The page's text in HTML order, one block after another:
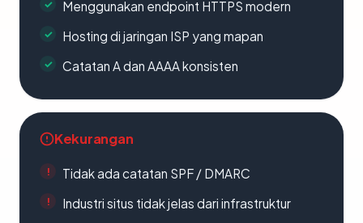
Menggunakan endpoint HTTPS modern
Hosting di jaringan ISP yang mapan
Catatan A dan AAAA konsisten
Kekurangan
Tidak ada catatan SPF / DMARC
Industri situs tidak jelas dari infrastruktur